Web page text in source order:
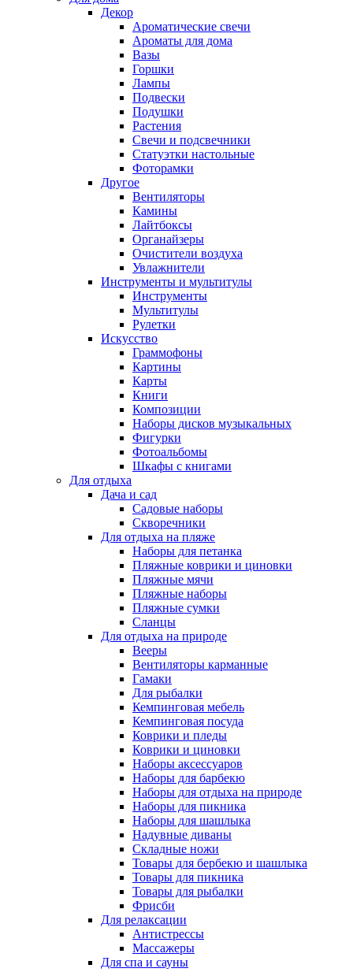
Декор
Ароматические свечи
Ароматы для дома
Вазы
Горшки
Лампы
Подвески
Подушки
Растения
Свечи и подсвечники
Статуэтки настольные
Фоторамки
Другое
Вентиляторы
Камины
Лайтбоксы
Органайзеры
Очистители воздуха
Увлажнители
Инструменты и мультитулы
Инструменты
Мультитулы
Рулетки
Искусство
Граммофоны
Картины
Карты
Книги
Композиции
Наборы дисков музыкальных
Фигурки
Фотоальбомы
Шкафы с книгами
Для отдыха
Дача и сад
Садовые наборы
Скворечники
Для отдыха на пляже
Наборы для петанка
Пляжные коврики и циновки
Пляжные мячи
Пляжные наборы
Пляжные сумки
Сланцы
Для отдыха на природе
Вееры
Вентиляторы карманные
Гамаки
Для рыбалки
Кемпинговая мебель
Кемпинговая посуда
Коврики и пледы
Коврики и циновки
Наборы аксессуаров
Наборы для барбекю
Наборы для отдыха на природе
Наборы для пикника
Наборы для шашлыка
Надувные диваны
Складные ножи
Товары для бербекю и шашлыка
Товары для пикника
Товары для рыбалки
Фрисби
Для релаксации
Антистрессы
Массажеры
Для спа и сауны